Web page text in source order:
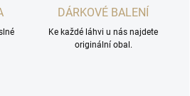
DÁRKOVÉ BALENÍ
Ke každé láhvi u nás najdete
originální obal.